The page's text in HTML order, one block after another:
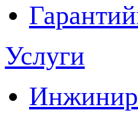
Услуги